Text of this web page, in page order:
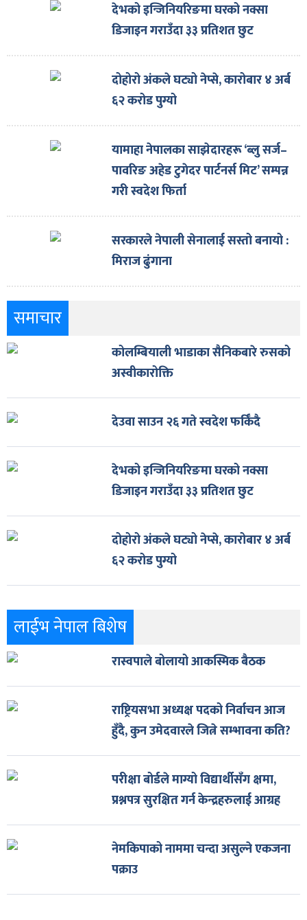
देभको इन्जिनियरिङमा घरको नक्सा
डिजाइन गराउँदा ३३ प्रतिशत छुट
दोहोरो अंकले घट्यो नेप्से, कारोबार ४ अर्ब
६२ करोड पुग्यो
यामाहा नेपालका साझेदारहरू ‘ब्लु सर्ज–
पावरिङ अहेड टुगेदर पार्टनर्स मिट’ सम्पन्न
गरी स्वदेश फिर्ता
सरकारले नेपाली सेनालाई सस्तो बनायो :
मिराज ढुंगाना
समाचार
कोलम्बियाली भाडाका सैनिकबारे रुसको
अस्वीकारोक्ति
देउवा साउन २६ गते स्वदेश फर्किँदै
देभको इन्जिनियरिङमा घरको नक्सा
डिजाइन गराउँदा ३३ प्रतिशत छुट
दोहोरो अंकले घट्यो नेप्से, कारोबार ४ अर्ब
६२ करोड पुग्यो
लाईभ नेपाल बिशेष
रास्वपाले बोलायो आकस्मिक बैठक
राष्ट्रियसभा अध्यक्ष पदको निर्वाचन आज
हुँदै, कुन उमेदवारले जित्ने सम्भावना कति?
परीक्षा बोर्डले माग्यो विद्यार्थीसँग क्षमा,
प्रश्नपत्र सुरक्षित गर्न केन्द्रहरुलाई आग्रह
नेमकिपाको नाममा चन्दा असुल्ने एकजना
पक्राउ